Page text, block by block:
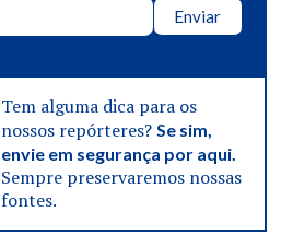
Enviar
Tem alguma dica para os
nossos repórteres? Se sim,
envie em segurança por aqui.
Sempre preservaremos nossas
fontes.